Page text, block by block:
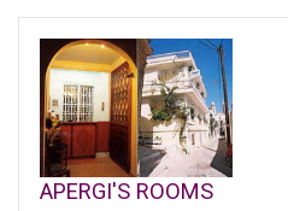
APERGI'S ROOMS